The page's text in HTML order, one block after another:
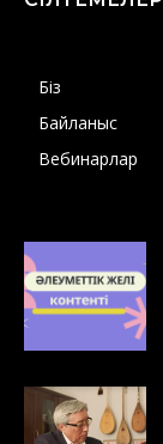
Біз
Байланыс
Вебинарлар